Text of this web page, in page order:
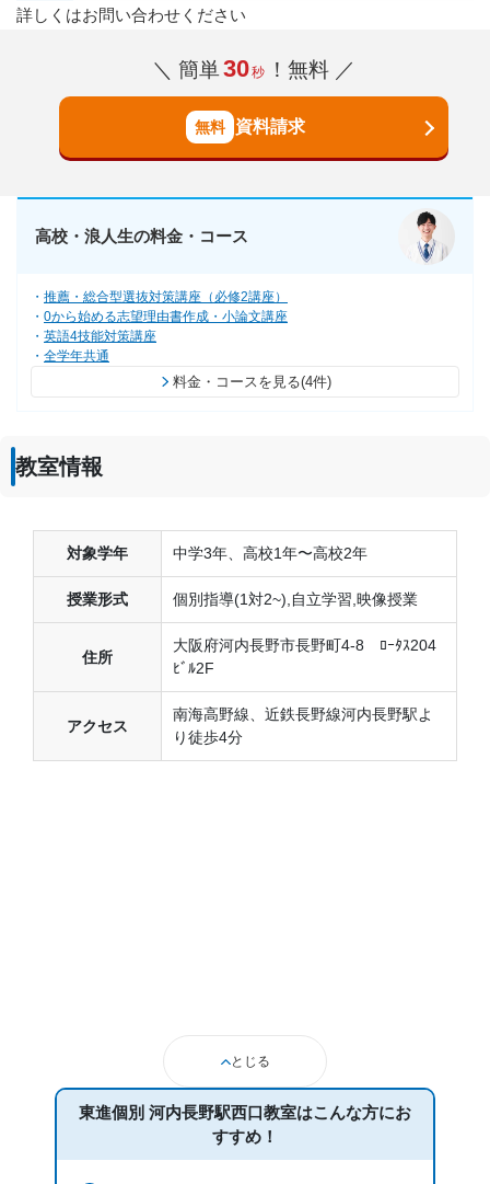
詳しくはお問い合わせください
＼ 簡単30秒 ！無料 ／
資料請求
高校・浪人生の料金・コース
推薦・総合型選抜対策講座（必修2講座）
0から始める志望理由書作成・小論文講座
英語4技能対策講座
全学年共通
料金・コースを見る(4件)
教室情報
対象学年 中学3年、高校1年〜高校2年
授業形式 個別指導(1対2~),自立学習,映像授業
住所
大阪府河内長野市長野町4-8 ﾛｰﾀｽ204
ﾋﾞﾙ2F
アクセス
南海高野線、近鉄長野線河内長野駅よ
り徒歩4分
とじる
東進個別 河内長野駅西口教室はこんな方にお
すすめ！